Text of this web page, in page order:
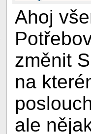
Ahoj
změnit
na
ale